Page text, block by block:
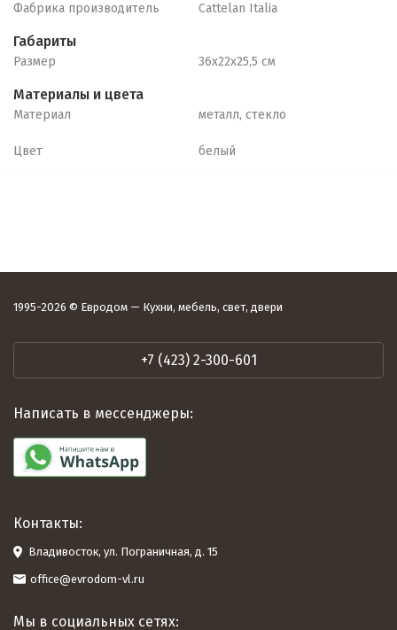
Фабрика производитель Cattelan Italia
Габариты
Размер 36х22х25,5 см
Материалы и цвета
Материал металл, стекло
Цвет белый
1995-2026 © Евродом — Кухни, мебель, свет, двери
+7 (423) 2-300-601
Написать в мессенджеры:
Контакты:
Владивосток, ул. Пограничная, д. 15
office@evrodom-vl.ru
Мы в социальных сетях: